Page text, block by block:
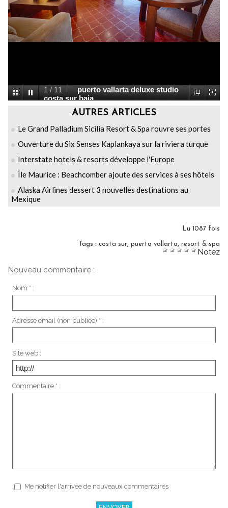
1 / 11
puerto vallarta deluxe studio
costa sur baja
AUTRES ARTICLES
Le Grand Palladium Sicilia Resort & Spa rouvre ses portes
Ouverture du Six Senses Kaplankaya sur la riviera turque
Interstate hotels & resorts développe l'Europe
Île Maurice : Beachcomber ajoute des services à ses hôtels
Alaska Airlines dessert 3 nouvelles destinations au
Mexique
Lu 1087 fois
Tags : costa sur, puerto vallarta, resort & spa
Notez
Nouveau commentaire :
Nom * :
Adresse email (non publiée) * :
Site web :
Commentaire * :
Me notifier l'arrivée de nouveaux commentaires